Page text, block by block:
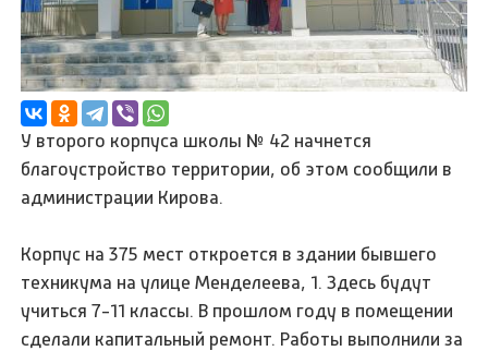
У второго корпуса школы № 42 начнется
благоустройство территории, об этом сообщили в
администрации Кирова.
Корпус на 375 мест откроется в здании бывшего
техникума на улице Менделеева, 1. Здесь будут
учиться 7-11 классы. В прошлом году в помещении
сделали капитальный ремонт. Работы выполнили за